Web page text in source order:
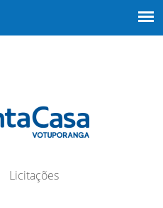
Licitações